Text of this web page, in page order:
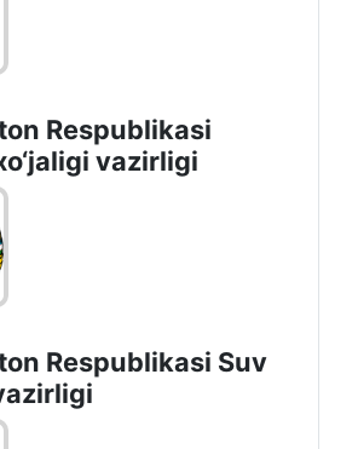
Respublikasi
vаzirligi
Respublikasi Suv